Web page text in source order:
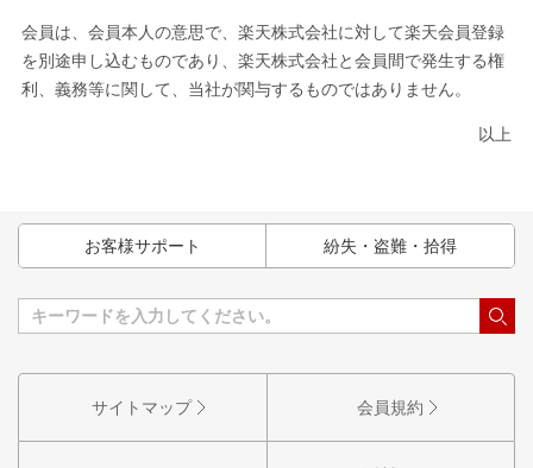
会員は、会員本人の意思で、楽天株式会社に対して楽天会員登録
を別途申し込むものであり、楽天株式会社と会員間で発生する権
利、義務等に関して、当社が関与するものではありません。
以上
お客様サポート 紛失・盗難・拾得
サイトマップ 会員規約